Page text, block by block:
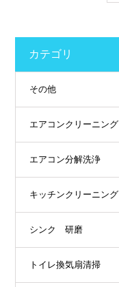
カテゴリ
その他
エアコンクリーニング
エアコン分解洗浄
キッチンクリーニング
シンク 研磨
トイレ換気扇清掃